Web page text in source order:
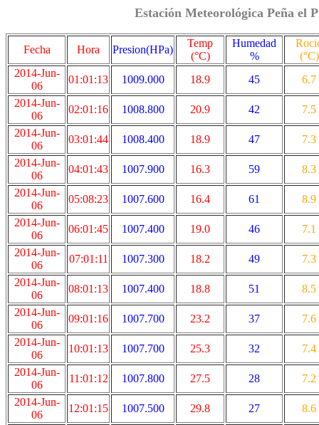
Estación Meteorológica Peña el
Fecha Hora Presion(HPa)
Temp
(°C)
Humedad
%
(°C)
2014-Jun-
06
01:01:13 1009.000 18.9 45
6.7
2014-Jun-
06
02:01:16 1008.800 20.9 42
7.5
2014-Jun-
06
03:01:44 1008.400 18.9 47
7.3
2014-Jun-
06
04:01:43 1007.900 16.3 59
8.3
2014-Jun-
06
05:08:23 1007.600 16.4 61
8.9
2014-Jun-
06
06:01:45 1007.400 19.0 46
7.1
2014-Jun-
06
07:01:11 1007.300 18.2 49
7.3
2014-Jun-
06
08:01:13 1007.400 18.8 51
8.5
2014-Jun-
06
09:01:16 1007.700 23.2 37
7.6
2014-Jun-
06
10:01:13 1007.700 25.3 32
7.4
2014-Jun-
06
11:01:12 1007.800 27.5 28
7.2
2014-Jun-
06
12:01:15 1007.500 29.8 27
8.6